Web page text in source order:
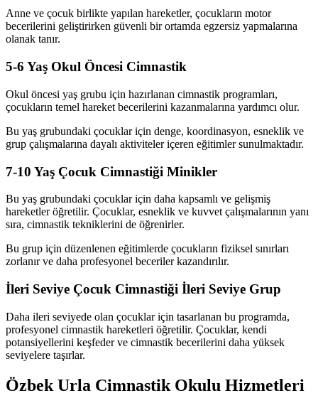
Anne ve çocuk birlikte yapılan hareketler, çocukların motor
becerilerini geliştirirken güvenli bir ortamda egzersiz yapmalarına
olanak tanır.
5-6 Yaş Okul Öncesi Cimnastik
Okul öncesi yaş grubu için hazırlanan cimnastik programları,
çocukların temel hareket becerilerini kazanmalarına yardımcı olur.
Bu yaş grubundaki çocuklar için denge, koordinasyon, esneklik ve
grup çalışmalarına dayalı aktiviteler içeren eğitimler sunulmaktadır.
7-10 Yaş Çocuk Cimnastiği Minikler
Bu yaş grubundaki çocuklar için daha kapsamlı ve gelişmiş
hareketler öğretilir. Çocuklar, esneklik ve kuvvet çalışmalarının yanı
sıra, cimnastik tekniklerini de öğrenirler.
Bu grup için düzenlenen eğitimlerde çocukların fiziksel sınırları
zorlanır ve daha profesyonel beceriler kazandırılır.
İleri Seviye Çocuk Cimnastiği İleri Seviye Grup
Daha ileri seviyede olan çocuklar için tasarlanan bu programda,
profesyonel cimnastik hareketleri öğretilir. Çocuklar, kendi
potansiyellerini keşfeder ve cimnastik becerilerini daha yüksek
seviyelere taşırlar.
Özbek Urla Cimnastik Okulu Hizmetleri